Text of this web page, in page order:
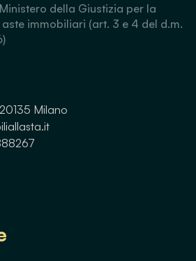
della Giustizia per la
immobiliari (art. 3 e 4 del d.m.
Milano